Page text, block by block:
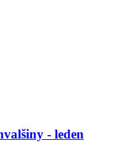
- leden